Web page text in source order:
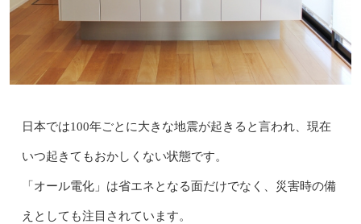
日本では100年ごとに大きな地震が起きると言われ、現在
いつ起きてもおかしくない状態です。
「オール電化」は省エネとなる面だけでなく、災害時の備
えとしても注目されています。